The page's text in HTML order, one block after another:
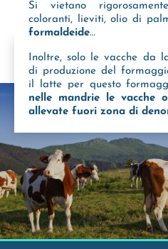
Si vietano
coloranti, lieviti, olio di
formaldeide…
Inoltre, solo le vacche da
di produzione del
il latte per questo
nelle mandrie le vacche
allevate fuori zona di